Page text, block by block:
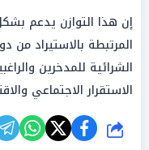
إن هذا التوازن يدعم
المرتبطة بالاستيراد من
الشرائية للمدخرين
الاستقرار الاجتماعي
شارك